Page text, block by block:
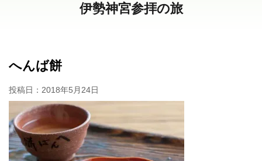
伊勢神宮参拝の旅
へんば餅
投稿日： 2018年5月24日